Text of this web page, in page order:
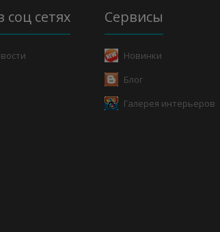
сетях Сервисы
Новинки
Блог
Галерея интерьеров